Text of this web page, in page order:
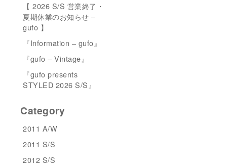
【 2026 S/S 営業終了・
夏期休業のお知らせ –
gufo 】
『Information – gufo』
『gufo – Vintage』
『gufo presents
STYLED 2026 S/S』
Category
2011 A/W
2011 S/S
2012 S/S